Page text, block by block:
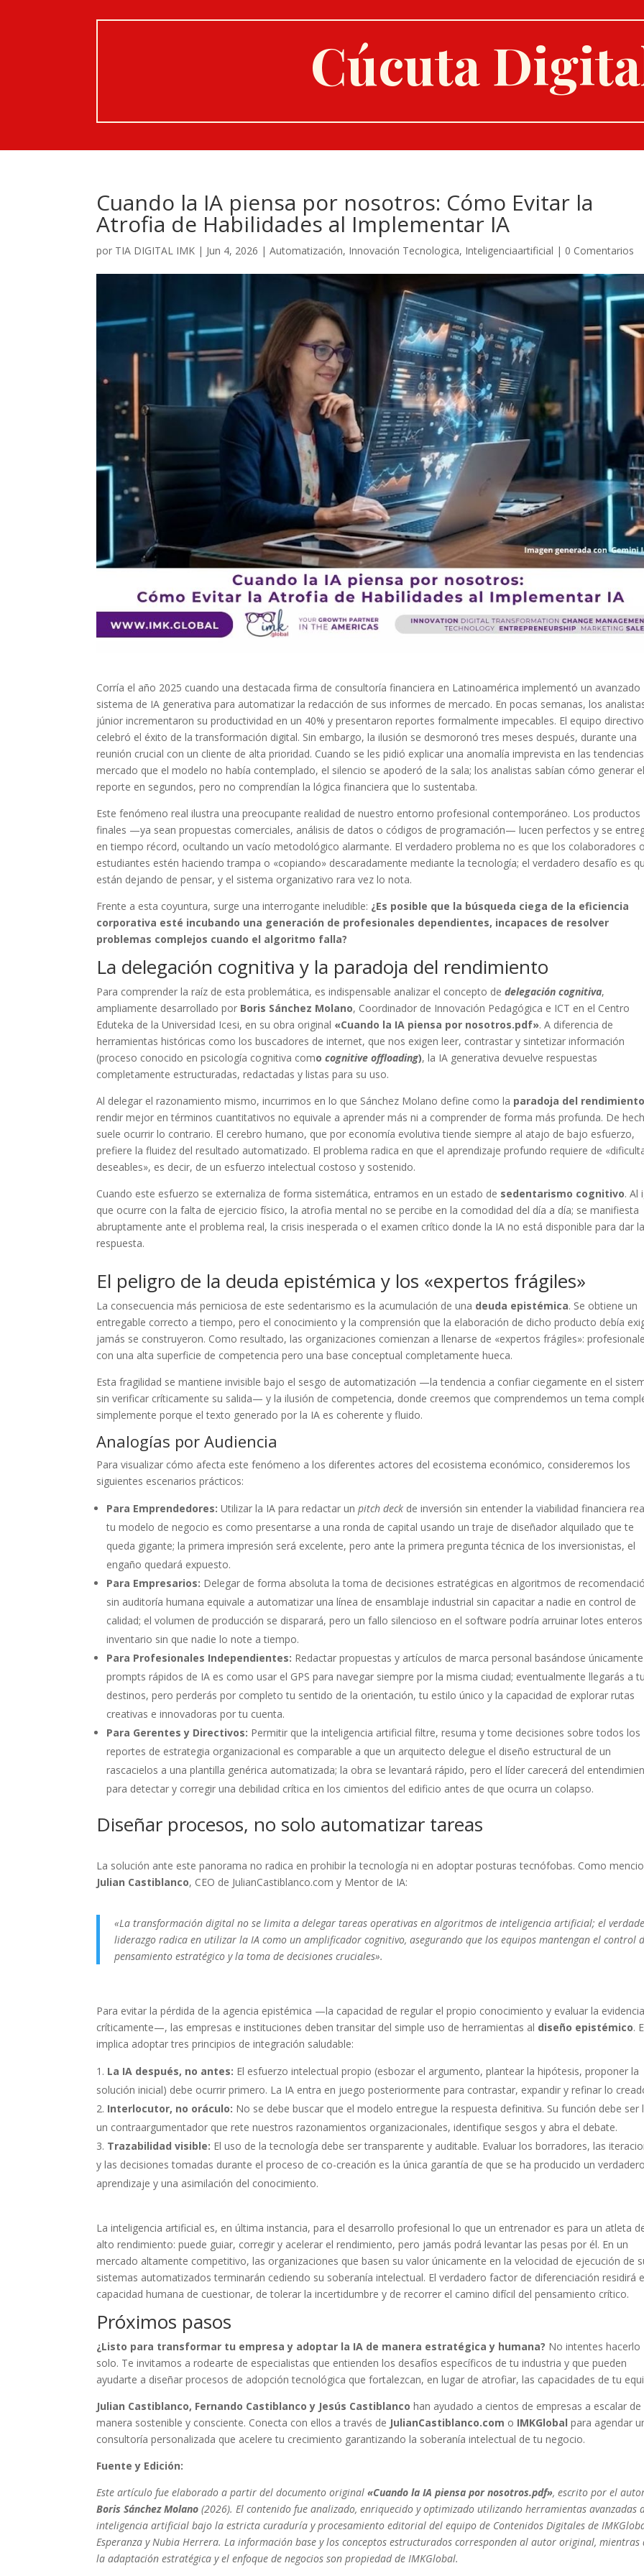
Cúcuta
Cuando la IA piensa por nosotros: Cómo Evitar la
Atrofia de Habilidades al Implementar IA
por TIA DIGITAL IMK | Jun 4, 2026 |Automatización, Innovación Tecnologica, Inteligenciaartificial | 0 Comentarios
Corría el año 2025 cuando una destacada firma de consultoría financiera en Latinoamérica implementó un avanzado
sistema de IA generativa para automatizar la redacción de sus informes de mercado. En pocas semanas, los
júnior incrementaron su productividad en un 40% y presentaron reportes formalmente impecables. El equipo directivo
celebró el éxito de la transformación digital. Sin embargo, la ilusión se desmoronó tres meses después, durante una
reunión crucial con un cliente de alta prioridad. Cuando se les pidió explicar una anomalía imprevista en las
mercado que el modelo no había contemplado, el silencio se apoderó de la sala; los analistas sabían cómo generar el
reporte en segundos, pero no comprendían la lógica financiera que lo sustentaba.
Este fenómeno real ilustra una preocupante realidad de nuestro entorno profesional contemporáneo. Los productos
finales —ya sean propuestas comerciales, análisis de datos o códigos de programación— lucen perfectos y se
en tiempo récord, ocultando un vacío metodológico alarmante. El verdadero problema no es que los colaboradores o
estudiantes estén haciendo trampa o «copiando» descaradamente mediante la tecnología; el verdadero desafío es
están dejando de pensar, y el sistema organizativo rara vez lo nota.
Frente a esta coyuntura, surge una interrogante ineludible: ¿Es posible que la búsqueda ciega de la eficiencia
corporativa esté incubando una generación de profesionales dependientes, incapaces de resolver
problemas complejos cuando el algoritmo falla?
La delegación cognitiva y la paradoja del rendimiento
Para comprender la raíz de esta problemática, es indispensable analizar el concepto dedelegación cognitiva,
ampliamente desarrollado por Boris Sánchez Molano, Coordinador de Innovación Pedagógica e ICT en el Centro
Eduteka de la Universidad Icesi, en su obra original «Cuando la IA piensa por nosotros.pdf». A diferencia de
herramientas históricas como los buscadores de internet, que nos exigen leer, contrastar y sintetizar información
(proceso conocido en psicología cognitiva comocognitive offloading), la IA generativa devuelve respuestas
completamente estructuradas, redactadas y listas para su uso.
Al delegar el razonamiento mismo, incurrimos en lo que Sánchez Molano define como la paradoja del rendimiento
rendir mejor en términos cuantitativos no equivale a aprender más ni a comprender de forma más profunda. De
suele ocurrir lo contrario. El cerebro humano, que por economía evolutiva tiende siempre al atajo de bajo esfuerzo,
prefiere la fluidez del resultado automatizado. El problema radica en que el aprendizaje profundo requiere de
deseables», es decir, de un esfuerzo intelectual costoso y sostenido.
Cuando este esfuerzo se externaliza de forma sistemática, entramos en un estado de sedentarismo cognitivo. Al
que ocurre con la falta de ejercicio físico, la atrofia mental no se percibe en la comodidad del día a día; se manifiesta
abruptamente ante el problema real, la crisis inesperada o el examen crítico donde la IA no está disponible para dar la
respuesta.
El peligro de la deuda epistémica y los «expertos frágiles»
La consecuencia más perniciosa de este sedentarismo es la acumulación de una deuda epistémica. Se obtiene un
entregable correcto a tiempo, pero el conocimiento y la comprensión que la elaboración de dicho producto debía
jamás se construyeron. Como resultado, las organizaciones comienzan a llenarse de «expertos frágiles»:
con una alta superficie de competencia pero una base conceptual completamente hueca.
Esta fragilidad se mantiene invisible bajo el sesgo de automatización —la tendencia a confiar ciegamente en el
sin verificar críticamente su salida— y la ilusión de competencia, donde creemos que comprendemos un tema
simplemente porque el texto generado por la IA es coherente y fluido.
Analogías por Audiencia
Para visualizar cómo afecta este fenómeno a los diferentes actores del ecosistema económico, consideremos los
siguientes escenarios prácticos:
Para Emprendedores: Utilizar la IA para redactar unpitch deck de inversión sin entender la viabilidad financiera
tu modelo de negocio es como presentarse a una ronda de capital usando un traje de diseñador alquilado que te
queda gigante; la primera impresión será excelente, pero ante la primera pregunta técnica de los inversionistas, el
engaño quedará expuesto.
Para Empresarios: Delegar de forma absoluta la toma de decisiones estratégicas en algoritmos de
sin auditoría humana equivale a automatizar una línea de ensamblaje industrial sin capacitar a nadie en control de
calidad; el volumen de producción se disparará, pero un fallo silencioso en el software podría arruinar lotes
inventario sin que nadie lo note a tiempo.
Para Profesionales Independientes: Redactar propuestas y artículos de marca personal basándose
prompts rápidos de IA es como usar el GPS para navegar siempre por la misma ciudad; eventualmente llegarás a
destinos, pero perderás por completo tu sentido de la orientación, tu estilo único y la capacidad de explorar rutas
creativas e innovadoras por tu cuenta.
Para Gerentes y Directivos: Permitir que la inteligencia artificial filtre, resuma y tome decisiones sobre todos los
reportes de estrategia organizacional es comparable a que un arquitecto delegue el diseño estructural de un
rascacielos a una plantilla genérica automatizada; la obra se levantará rápido, pero el líder carecerá del
para detectar y corregir una debilidad crítica en los cimientos del edificio antes de que ocurra un colapso.
Diseñar procesos, no solo automatizar tareas
La solución ante este panorama no radica en prohibir la tecnología ni en adoptar posturas tecnófobas. Como
Julian Castiblanco, CEO de JulianCastiblanco.com y Mentor de IA:
«La transformación digital no se limita a delegar tareas operativas en algoritmos de inteligencia artificial; el
liderazgo radica en utilizar la IA como un amplificador cognitivo, asegurando que los equipos mantengan el control
pensamiento estratégico y la toma de decisiones cruciales».
Para evitar la pérdida de la agencia epistémica —la capacidad de regular el propio conocimiento y evaluar la evidencia
críticamente—, las empresas e instituciones deben transitar del simple uso de herramientas al diseño epistémico.
implica adoptar tres principios de integración saludable:
La IA después, no antes: El esfuerzo intelectual propio (esbozar el argumento, plantear la hipótesis, proponer la
solución inicial) debe ocurrir primero. La IA entra en juego posteriormente para contrastar, expandir y refinar lo
Interlocutor, no oráculo: No se debe buscar que el modelo entregue la respuesta definitiva. Su función debe ser
un contraargumentador que rete nuestros razonamientos organizacionales, identifique sesgos y abra el debate.
Trazabilidad visible: El uso de la tecnología debe ser transparente y auditable. Evaluar los borradores, las
y las decisiones tomadas durante el proceso de co-creación es la única garantía de que se ha producido un verdadero
aprendizaje y una asimilación del conocimiento.
La inteligencia artificial es, en última instancia, para el desarrollo profesional lo que un entrenador es para un atleta
alto rendimiento: puede guiar, corregir y acelerar el rendimiento, pero jamás podrá levantar las pesas por él. En un
mercado altamente competitivo, las organizaciones que basen su valor únicamente en la velocidad de ejecución de
sistemas automatizados terminarán cediendo su soberanía intelectual. El verdadero factor de diferenciación residirá
capacidad humana de cuestionar, de tolerar la incertidumbre y de recorrer el camino difícil del pensamiento crítico.
Próximos pasos
¿Listo para transformar tu empresa y adoptar la IA de manera estratégica y humana? No intentes hacerlo
solo. Te invitamos a rodearte de especialistas que entienden los desafíos específicos de tu industria y que pueden
ayudarte a diseñar procesos de adopción tecnológica que fortalezcan, en lugar de atrofiar, las capacidades de tu
Julian Castiblanco, Fernando Castiblanco y Jesús Castiblanco han ayudado a cientos de empresas a escalar de
manera sostenible y consciente. Conecta con ellos a través de JulianCastiblanco.com o IMKGlobal para agendar
consultoría personalizada que acelere tu crecimiento garantizando la soberanía intelectual de tu negocio.
Fuente y Edición:
Este artículo fue elaborado a partir del documento original«Cuando la IA piensa por nosotros.pdf», escrito por el
Boris Sánchez Molano (2026). El contenido fue analizado, enriquecido y optimizado utilizando herramientas avanzadas
inteligencia artificial bajo la estricta curaduría y procesamiento editorial del equipo de Contenidos Digitales de
Esperanza y Nubia Herrera. La información base y los conceptos estructurados corresponden al autor original, mientras
la adaptación estratégica y el enfoque de negocios son propiedad de IMKGlobal.